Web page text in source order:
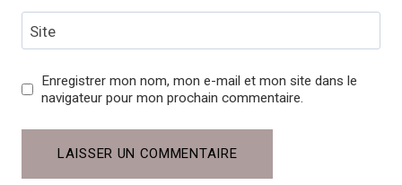
Site
Enregistrer mon nom, mon e-mail et mon site dans le
navigateur pour mon prochain commentaire.